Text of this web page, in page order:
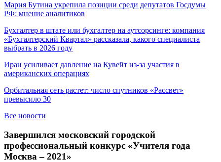
Мария Бутина укрепила позиции среди депутатов Госдумы
РФ: мнение аналитиков
Бухгалтер в штате или бухгалтер на аутсорсинге: компания
«Бухгалтерский Квартал» рассказала, какого специалиста
выбрать в 2026 году
Иран усиливает давление на Кувейт из-за участия в
американских операциях
Орбитальная сеть растет: число спутников «Рассвет»
превысило 30
Все новости
Завершился московский городской
профессиональный конкурс «Учителя года
Москва – 2021»